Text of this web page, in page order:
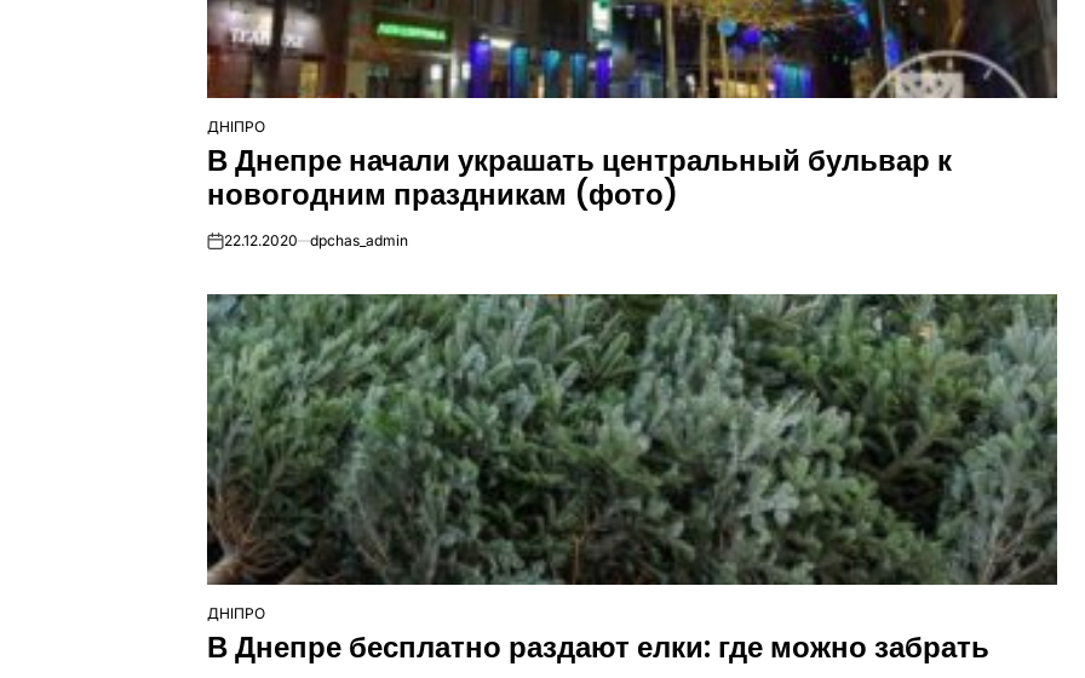
ОПУБЛІКУВАТИ
У
ДНІПРО
В Днепре начали украшать центральный бульвар к
новогодним праздникам (фото)
on22.12.2020 dpchas_admin
ОПУБЛІКУВАТИ
У
ДНІПРО
В Днепре бесплатно раздают елки: где можно забрать